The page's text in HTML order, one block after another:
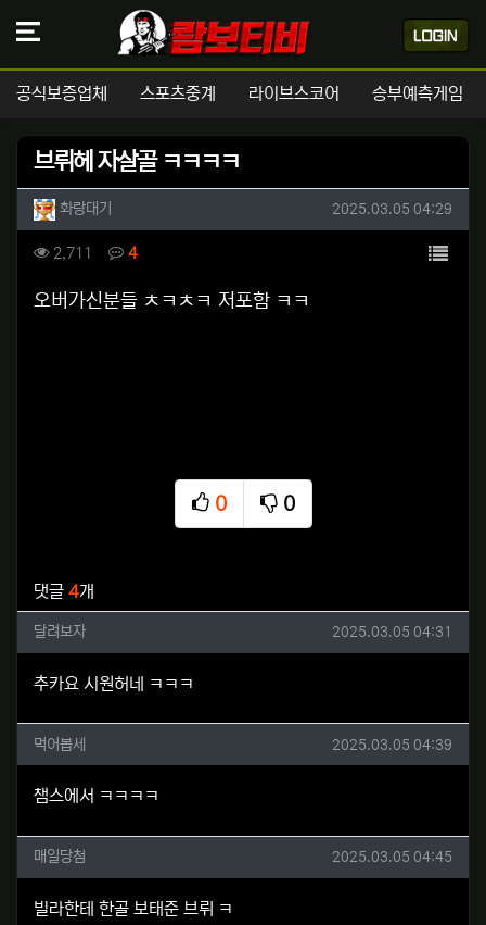
공식보증업체 스포츠중계 라이브스코어 승부예측게임
브뤼헤 자살골 ㅋㅋㅋㅋ
작성자 정보
화랑대기 작성일
2025.03.05 04:29
컨텐츠 정보
2,711 조회 4댓글 목록
본문
오버가신분들 ㅊㅋㅊㅋ 저포함 ㅋㅋ
0
추천
0
비추천
댓글 4개
달려보자님의 댓글
달려보자 작성일
2025.03.05 04:31
추카요 시원허네 ㅋㅋㅋ
먹어봅세님의 댓글
먹어봅세 작성일
2025.03.05 04:39
챔스에서 ㅋㅋㅋㅋ
매일당첨님의 댓글
매일당첨 작성일
2025.03.05 04:45
빌라한테 한골 보태준 브뤼 ㅋ